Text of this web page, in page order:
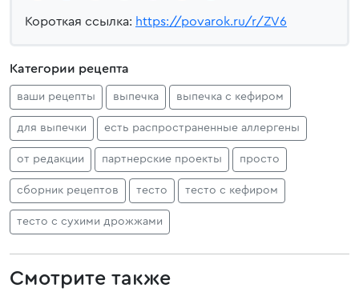
Короткая ссылка: https://povarok.ru/r/ZV6
Категории рецепта
ваши рецепты выпечка выпечка с кефиром
для выпечки есть распространенные аллергены
от редакции партнерские проекты просто
сборник рецептов тесто тесто с кефиром
тесто с сухими дрожжами
Смотрите также